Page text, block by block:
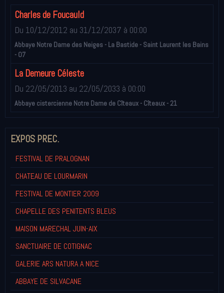
Charles de Foucauld
Du 10/12/2012 au 31/12/2037 à 00:00
Abbaye Notre Dame des Neiges - La Bastide - Saint Laurent les Bains
- 07
La Demeure Céleste
Du 22/05/2013 au 22/05/2033 à 00:00
Abbaye cistercienne Notre Dame de Cîteaux - Cîteaux - 21
EXPOS PREC.
FESTIVAL DE PRALOGNAN
CHATEAU DE LOURMARIN
FESTIVAL DE MONTIER 2009
CHAPELLE DES PENITENTS BLEUS
MAISON MARECHAL JUIN-AIX
SANCTUAIRE DE COTIGNAC
GALERIE ARS NATURA A NICE
ABBAYE DE SILVACANE